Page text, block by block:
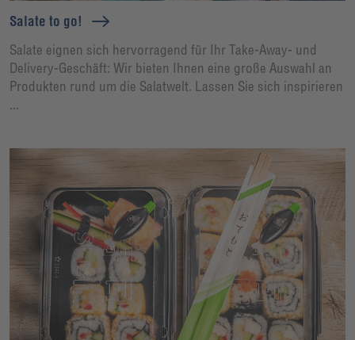
Salate to go!
Salate eignen sich hervorragend für Ihr Take-Away- und
Delivery-Geschäft: Wir bieten Ihnen eine große Auswahl an
Produkten rund um die Salatwelt. Lassen Sie sich inspirieren
...